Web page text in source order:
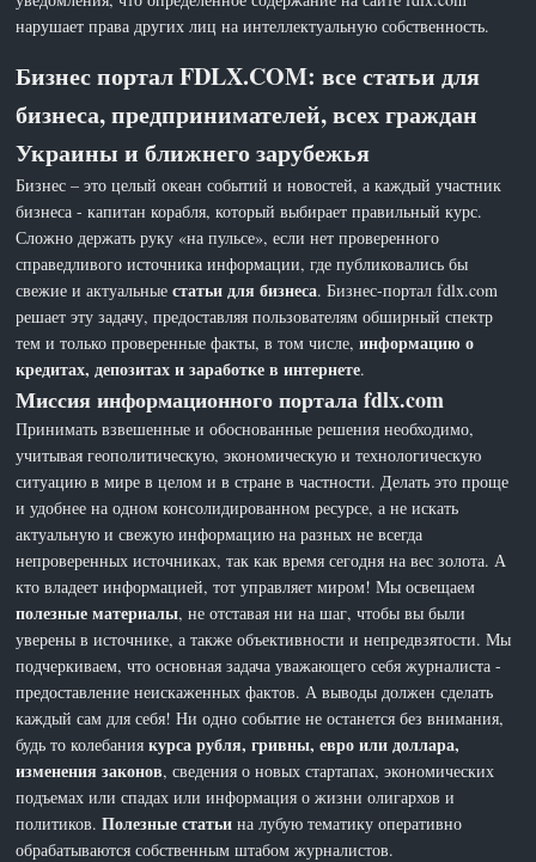
нарушает права других лиц на интеллектуальную собственность.
Бизнес портал FDLX.COM: все статьи для
бизнеса, предпринимателей, всех граждан
Украины и ближнего зарубежья
Бизнес – это целый океан событий и новостей, а каждый участник
бизнеса - капитан корабля, который выбирает правильный курс.
Сложно держать руку «на пульсе», если нет проверенного
справедливого источника информации, где публиковались бы
свежие и актуальныестатьи для бизнеса. Бизнес-портал fdlx.com
решает эту задачу, предоставляя пользователям обширный спектр
тем и только проверенные факты, в том числе,информацию о
кредитах, депозитах и заработке в интернете.
Миссия информационного портала fdlx.com
Принимать взвешенные и обоснованные решения необходимо,
учитывая геополитическую, экономическую и технологическую
ситуацию в мире в целом и в стране в частности. Делать это проще
и удобнее на одном консолидированном ресурсе, а не искать
актуальную и свежую информацию на разных не всегда
непроверенных источниках, так как время сегодня на вес золота. А
кто владеет информацией, тот управляет миром! Мы освещаем
полезные материалы, не отставая ни на шаг, чтобы вы были
уверены в источнике, а также объективности и непредвзятости. Мы
подчеркиваем, что основная задача уважающего себя журналиста -
предоставление неискаженных фактов. А выводы должен сделать
каждый сам для себя! Ни одно событие не останется без внимания,
будь то колебаниякурса рубля, гривны, евро или доллара,
изменения законов, сведения о новых стартапах, экономических
подъемах или спадах или информация о жизни олигархов и
политиков.Полезные статьи на лубую тематику оперативно
обрабатываются собственным штабом журналистов.